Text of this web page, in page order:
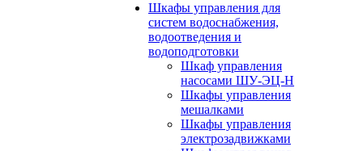
Шкафы управления для
систем водоснабжения,
водоотведения и
водоподготовки
Шкаф управления
насосами ШУ-ЭЦ-Н
Шкафы управления
мешалками
Шкафы управления
электрозадвижками